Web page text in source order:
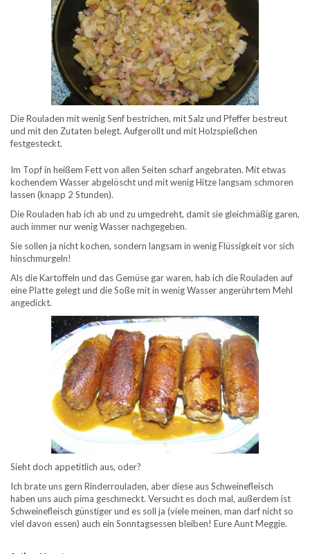
Die Rouladen mit wenig Senf bestrichen, mit Salz und Pfeffer bestreut
und mit den Zutaten belegt. Aufgerollt und mit Holzspießchen
festgesteckt.
Im Topf in heißem Fett von allen Seiten scharf angebraten. Mit etwas
kochendem Wasser abgelöscht und mit wenig Hitze langsam schmoren
lassen (knapp 2 Stunden).
Die Rouladen hab ich ab und zu umgedreht, damit sie gleichmäßig garen,
auch immer nur wenig Wasser nachgegeben.
Sie sollen ja nicht kochen, sondern langsam in wenig Flüssigkeit vor sich
hinschmurgeln!
Als die Kartoffeln und das Gemüse gar waren, hab ich die Rouladen auf
eine Platte gelegt und die Soße mit in wenig Wasser angerührtem Mehl
angedickt.
Sieht doch appetitlich aus, oder?
Ich brate uns gern Rinderrouladen, aber diese aus Schweinefleisch
haben uns auch pima geschmeckt. Versucht es doch mal, außerdem ist
Schweinefleisch günstiger und es soll ja (viele meinen, man darf nicht so
viel davon essen) auch ein Sonntagsessen bleiben! Eure Aunt Meggie.